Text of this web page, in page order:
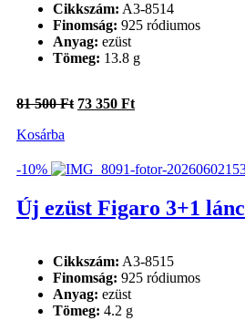
Cikkszám: A3-8514
Finomság: 925 ródiumos
Anyag: ezüst
Tömeg: 13.8 g
81 500Ft Original
500 Ft.
73 350 FtCurrent
350 Ft.
Kosárba
-10%
Új ezüst Figaro 3+1 lánc
Cikkszám: A3-8515
Finomság: 925 ródiumos
Anyag: ezüst
Tömeg: 4.2 g